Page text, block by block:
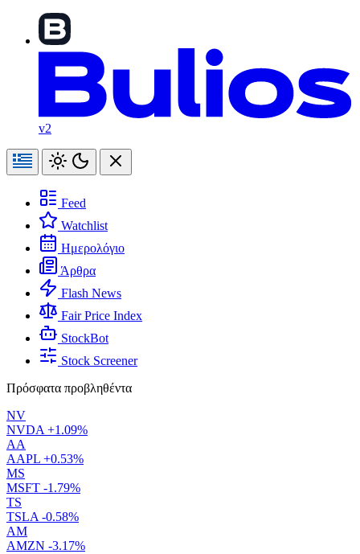
v2
Feed
Watchlist
Ημερολόγιο
Άρθρα
Flash News
Fair Price Index
StockBot
Stock Screener
Πρόσφατα προβληθέντα
NV
NVDA +1.09%
AA
AAPL +0.53%
MS
MSFT -1.79%
TS
TSLA -0.58%
AM
AMZN -3.17%